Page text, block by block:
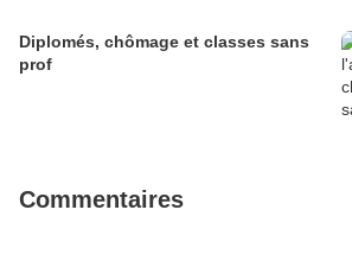
Diplomés, chômage et classes sans
prof
Commentaires